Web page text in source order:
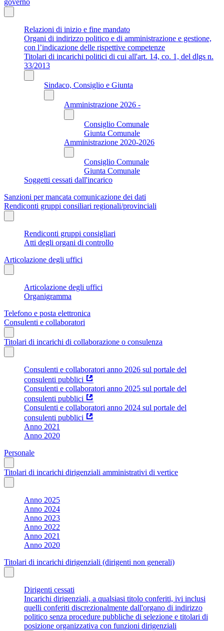
governo
Relazioni di inizio e fine mandato
Organi di indirizzo politico e di amministrazione e gestione,
con l’indicazione delle rispettive competenze
Titolari di incarichi politici di cui all'art. 14, co. 1, del dlgs n.
33/2013
Sindaco, Consiglio e Giunta
Amministrazione 2026 -
Consiglio Comunale
Giunta Comunale
Amministrazione 2020-2026
Consiglio Comunale
Giunta Comunale
Soggetti cessati dall'incarico
Sanzioni per mancata comunicazione dei dati
Rendiconti gruppi consiliari regionali/provinciali
Rendiconti gruppi consigliari
Atti degli organi di controllo
Articolazione degli uffici
Articolazione degli uffici
Organigramma
Telefono e posta elettronica
Consulenti e collaboratori
Titolari di incarichi di collaborazione o consulenza
Consulenti e collaboratori anno 2026 sul portale del
consulenti pubblici
Consulenti e collaboratori anno 2025 sul portale del
consulenti pubblici
Consulenti e collaboratori anno 2024 sul portale del
consulenti pubblici
Anno 2021
Anno 2020
Personale
Titolari di incarichi dirigenziali amministrativi di vertice
Anno 2025
Anno 2024
Anno 2023
Anno 2022
Anno 2021
Anno 2020
Titolari di incarichi dirigenziali (dirigenti non generali)
Dirigenti cessati
Incarichi dirigenziali, a qualsiasi titolo conferiti, ivi inclusi
quelli conferiti discrezionalmente dall'organo di indirizzo
politico senza procedure pubbliche di selezione e titolari di
posizione organizzativa con funzioni dirigenziali